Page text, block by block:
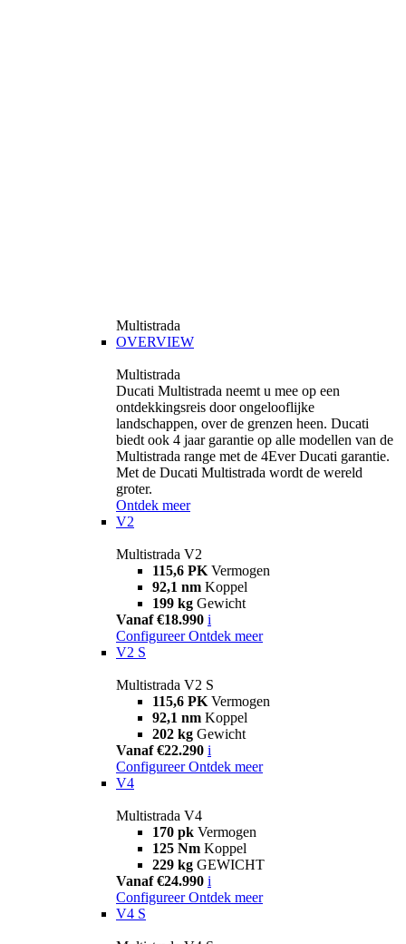
Multistrada
OVERVIEW
Multistrada
Ducati Multistrada neemt u mee op een
ontdekkingsreis door ongelooflijke
landschappen, over de grenzen heen. Ducati
biedt ook 4 jaar garantie op alle modellen van de
Multistrada range met de 4Ever Ducati garantie.
Met de Ducati Multistrada wordt de wereld
groter.
Ontdek meer
V2
Multistrada V2
115,6 PK Vermogen
92,1 nm Koppel
199 kg Gewicht
Vanaf €18.990 i
Configureer Ontdek meer
V2 S
Multistrada V2 S
115,6 PK Vermogen
92,1 nm Koppel
202 kg Gewicht
Vanaf €22.290 i
Configureer Ontdek meer
V4
Multistrada V4
170 pk Vermogen
125 Nm Koppel
229 kg GEWICHT
Vanaf €24.990 i
Configureer Ontdek meer
V4 S